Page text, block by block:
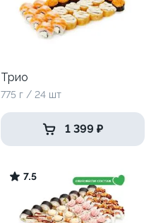
Трио
775 г / 24 шт
1 399 ₽
7.5